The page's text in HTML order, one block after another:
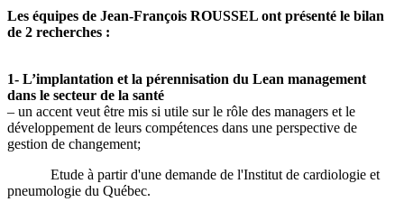
Les équipes de Jean-François ROUSSEL ont présenté le bilan
de 2 recherches :
1- L’implantation et la pérennisation du Lean management
dans le secteur de la santé
– un accent veut être mis si utile sur le rôle des managers et le
développement de leurs compétences dans une perspective de
gestion de changement;
Etude à partir d'une demande de l'Institut de cardiologie et
pneumologie du Québec.